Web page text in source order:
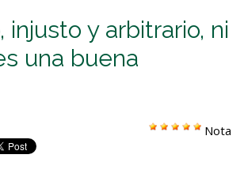
injusto y arbitrario, ni
una buena
Nota